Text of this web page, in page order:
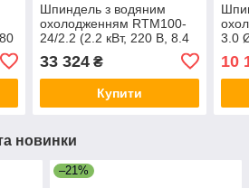
Шпиндель з водяним
охолодженням RTM100-
24/2.2 (2.2 кВт, 220 В, 8.4
крутним моментом
33 324₴
Купити
3.0
ЧПК
10
новинки
–21%